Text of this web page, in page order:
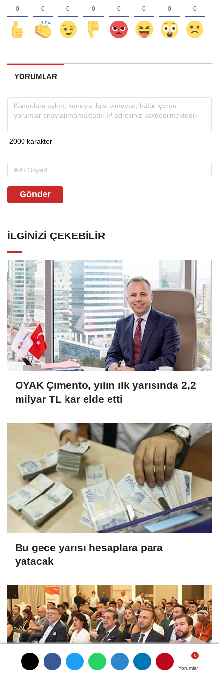
Yorumlar
Yorumlar
Yorumlar
YORUMLAR
Gönder
İLGINIZI ÇEKEBILIR
OYAK Çimento, yılın ilk yarısında 2,2
milyar TL kar elde etti
Bu gece yarısı hesaplara para
yatacak
Yorumlar